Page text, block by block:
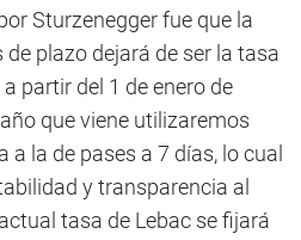
Sturzenegger fue que la
plazo dejará de ser la tasa
partir del 1 de enero de
que viene utilizaremos
la de pases a 7 días, lo cual
y transparencia al
tasa de Lebac se fijará